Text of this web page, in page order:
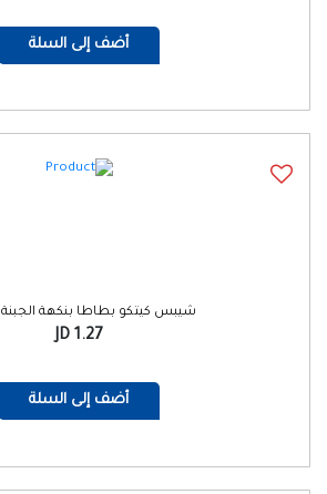
أضف إلى السلة
شيبس كيتكو بطاطا بنكهة الجبنة 170غم
1.27 JD
أضف إلى السلة